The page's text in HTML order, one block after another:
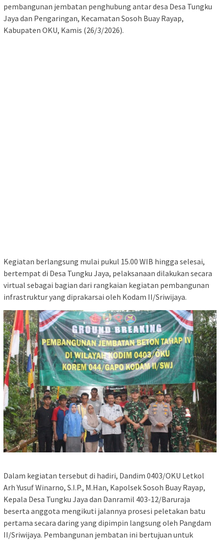
pembangunan jembatan penghubung antar desa Desa Tungku
Jaya dan Pengaringan, Kecamatan Sosoh Buay Rayap,
Kabupaten OKU, Kamis (26/3/2026).
Kegiatan berlangsung mulai pukul 15.00 WIB hingga selesai,
bertempat di Desa Tungku Jaya, pelaksanaan dilakukan secara
virtual sebagai bagian dari rangkaian kegiatan pembangunan
infrastruktur yang diprakarsai oleh Kodam II/Sriwijaya.
Dalam kegiatan tersebut di hadiri, Dandim 0403/OKU Letkol
Arh Yusuf Winarno, S.I.P., M.Han, Kapolsek Sosoh Buay Rayap,
Kepala Desa Tungku Jaya dan Danramil 403-12/Baruraja
beserta anggota mengikuti jalannya prosesi peletakan batu
pertama secara daring yang dipimpin langsung oleh Pangdam
II/Sriwijaya. Pembangunan jembatan ini bertujuan untuk